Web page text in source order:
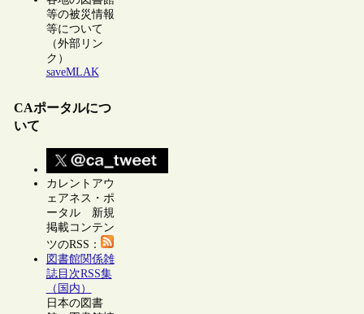
等の被災情報
等について
（外部リン
ク）
saveMLAK
CAポータルにつ
いて
カレントアウ
ェアネス・ポ
ータル 新規
掲載コンテン
ツのRSS：
図書館関係雑
誌目次RSS集
（国内）
日本の図書